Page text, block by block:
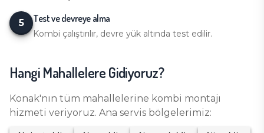
5 Test ve devreye alma
Kombi çalıştırılır, devre yük altında test edilir.
Hangi Mahallelere Gidiyoruz?
Konak'nın tüm mahallelerine kombi montajı
hizmeti veriyoruz. Ana servis bölgelerimiz: